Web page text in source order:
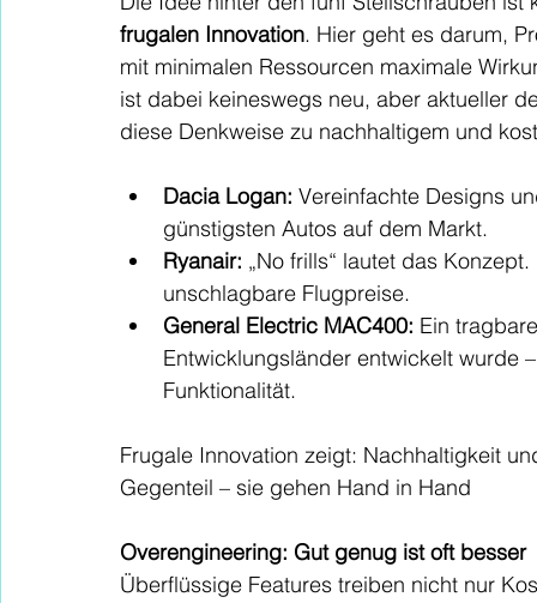
frugalen Innovation. Hier geht es darum,
mit minimalen Ressourcen maximale
ist dabei keineswegs neu, aber aktueller
diese Denkweise zu nachhaltigem und
Dacia Logan: Vereinfachte Designs
günstigsten Autos auf dem Markt.
Ryanair: „No frills“ lautet das
unschlagbare Flugpreise.
General Electric MAC400: Ein
Entwicklungsländer entwickelt wurde
Funktionalität.
Frugale Innovation zeigt: Nachhaltigkeit
Gegenteil – sie gehen Hand in Hand
Overengineering: Gut genug ist oft besser
Überflüssige Features treiben nicht nur